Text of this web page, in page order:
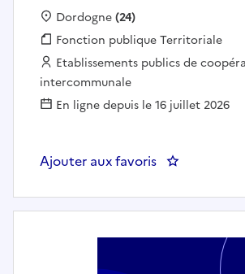
Localisation :
Dordogne(24)
Fonction publique :
Fonction publique Territoriale
Employeur :
Etablissements publics de
intercommunale
En ligne depuis le 16 juillet 2026
Ajouter aux favoris :